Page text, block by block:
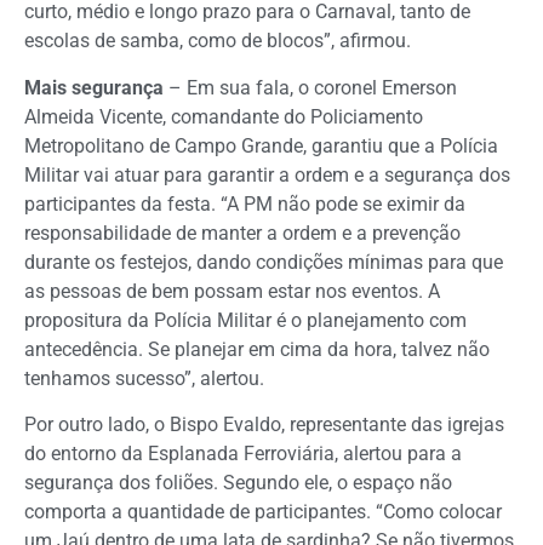
curto, médio e longo prazo para o Carnaval, tanto de
escolas de samba, como de blocos”, afirmou.
Mais segurança – Em sua fala, o coronel Emerson
Almeida Vicente, comandante do Policiamento
Metropolitano de Campo Grande, garantiu que a Polícia
Militar vai atuar para garantir a ordem e a segurança dos
participantes da festa. “A PM não pode se eximir da
responsabilidade de manter a ordem e a prevenção
durante os festejos, dando condições mínimas para que
as pessoas de bem possam estar nos eventos. A
propositura da Polícia Militar é o planejamento com
antecedência. Se planejar em cima da hora, talvez não
tenhamos sucesso”, alertou.
Por outro lado, o Bispo Evaldo, representante das igrejas
do entorno da Esplanada Ferroviária, alertou para a
segurança dos foliões. Segundo ele, o espaço não
comporta a quantidade de participantes. “Como colocar